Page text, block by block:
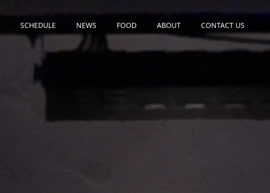
SCHEDULE NEWS FOOD ABOUT CONTACT US